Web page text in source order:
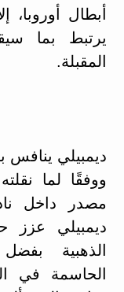
أبطال أوروبا،
يرتبط بما
المقبلة.
ديمبيلي ينافس
ووفقًا لما
مصدر داخل
ديمبيلي عزز
الذهبية
الحاسمة في